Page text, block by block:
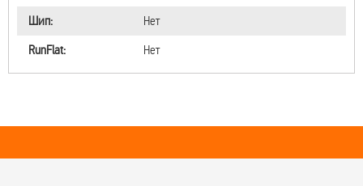
Шип:
Нет
RunFlat:
Нет